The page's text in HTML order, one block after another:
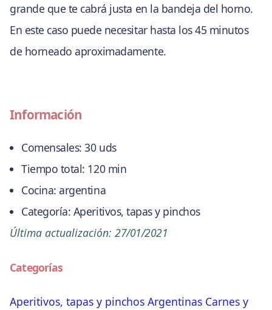
grande que te cabrá justa en la bandeja del horno.
En este caso puede necesitar hasta los 45 minutos
de horneado aproximadamente.
Información
Comensales: 30 uds
Tiempo total: 120 min
Cocina: argentina
Categoría: Aperitivos, tapas y pinchos
Última actualización: 27/01/2021
Categorías
Aperitivos, tapas y pinchos Argentinas Carnes y